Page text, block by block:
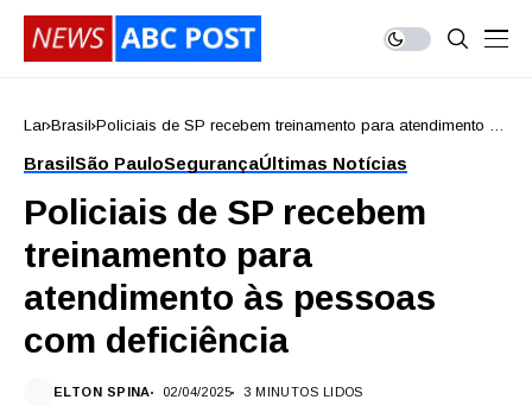
Lar Brasil Policiais de SP recebem treinamento para atendimento às
BrasilSão PauloSegurançaÚltimas Notícias
Policiais de SP recebem
treinamento para
atendimento às pessoas
com deficiência
ELTON SPINA 02/04/2025
3 MINUTOS LIDOS